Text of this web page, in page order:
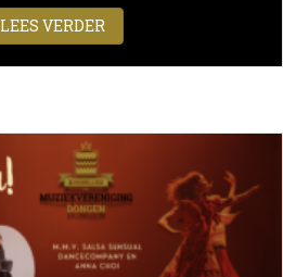
LEES VERDERABOUT OPTREDEN